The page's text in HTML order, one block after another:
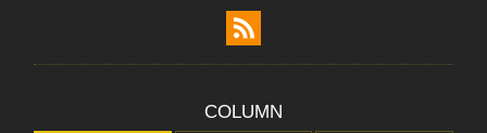
COLUMN